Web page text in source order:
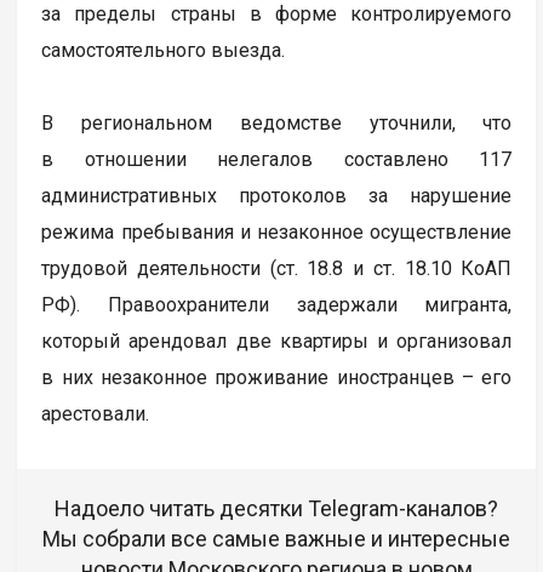
за пределы страны в форме контролируемого
самостоятельного выезда.
В региональном ведомстве уточнили, что
в отношении нелегалов составлено 117
административных протоколов за нарушение
режима пребывания и незаконное осуществление
трудовой деятельности (ст. 18.8 и ст. 18.10 КоАП
РФ). Правоохранители задержали мигранта,
который арендовал две квартиры и организовал
в них незаконное проживание иностранцев – его
арестовали.
Надоело читать десятки Telegram-каналов?
Мы собрали все самые важные и интересные